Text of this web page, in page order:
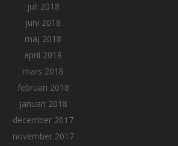
juli 2018
juni 2018
maj 2018
april 2018
mars 2018
februari 2018
januari 2018
december 2017
november 2017